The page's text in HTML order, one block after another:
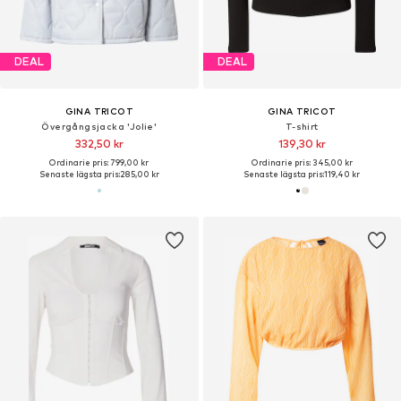
DEAL
GINA TRICOT
Övergångsjacka 'Jolie'
332,50 kr
Ordinarie pris: 799,00 kr
Senaste lägsta pris:285,00 kr
DEAL
GINA TRICOT
T-shirt
139,30 kr
Ordinarie pris: 345,00 kr
Senaste lägsta pris:119,40 kr